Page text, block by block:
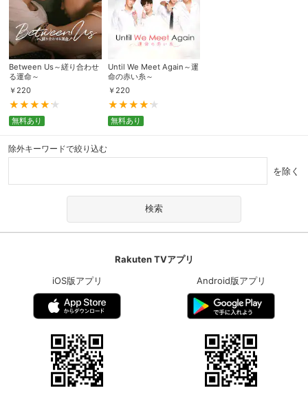
Between Us～縒り合わせ
る運命～
￥ 220
無料あり
Until We Meet Again～運
命の赤い糸～
￥ 220
無料あり
除外キーワードで絞り込む
を除く
Rakuten TVアプリ
iOS版アプリ
Android版アプリ